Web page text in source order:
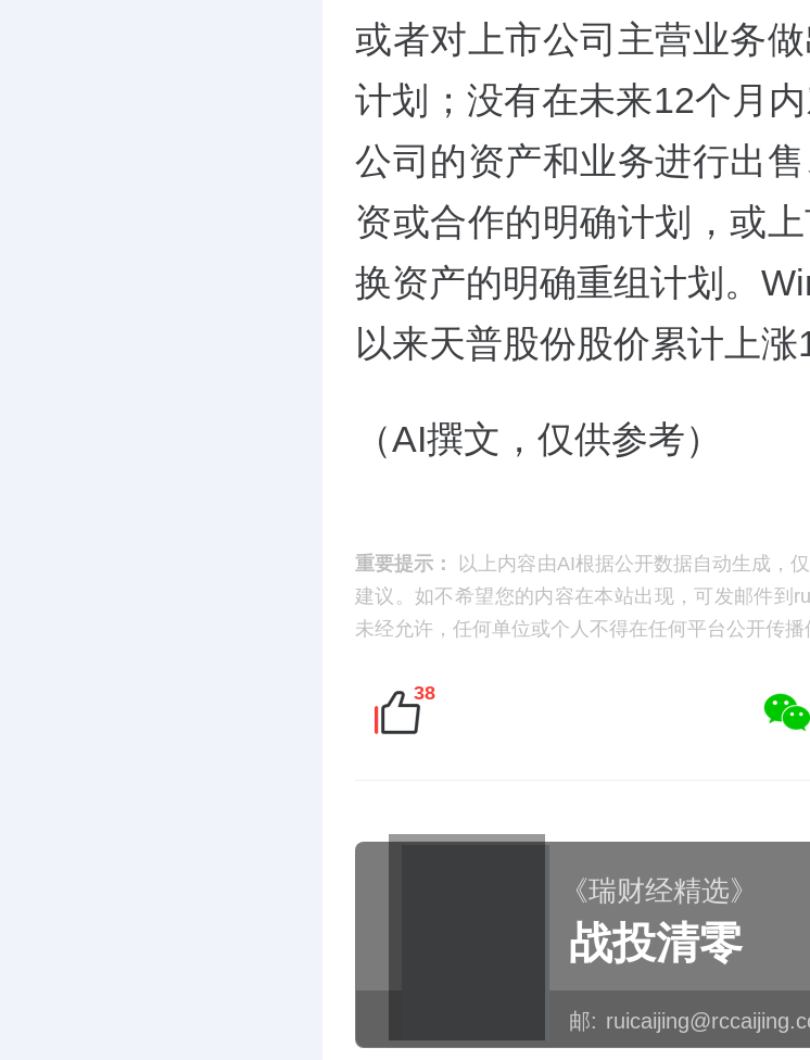
或者对上市公司主营业务
计划；没有在未来12个月
公司的资产和业务进行出
资或合作的明确计划，或
换资产的明确重组计划。
以来天普股份股价累计上涨
（AI撰文，仅供参考）
重要提示：
以上内容由AI根据公开数据自动生成，
建议。如不希望您的内容在本站出现，可发邮件到
未经允许，任何单位或个人不得在任何平台公开传播
38
《瑞财经精选》
战投清零
邮: